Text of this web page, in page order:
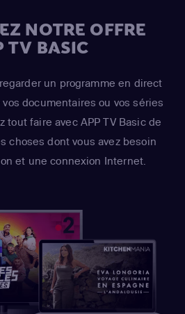
NOTRE OFFRE
TV BASIC
un programme en direct
vos documentaires ou vos séries
tout faire avec APP TV Basic de
choses dont vous avez besoin
et une connexion Internet.